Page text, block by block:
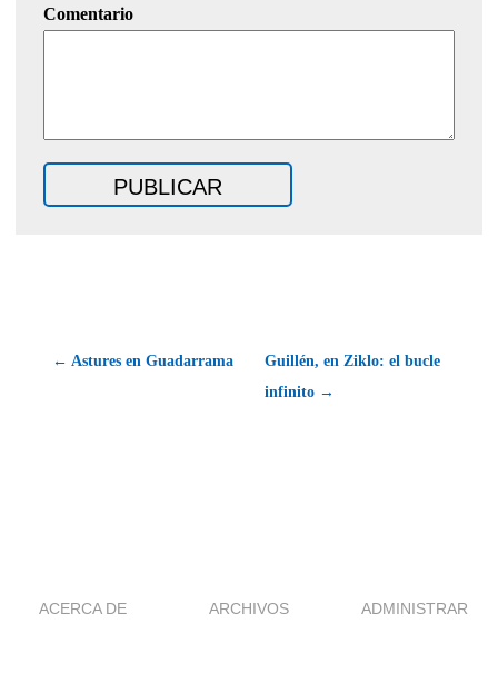
Comentario
← Astures en Guadarrama
Guillén, en Ziklo: el bucle
infinito →
ACERCA DE ARCHIVOS ADMINISTRAR